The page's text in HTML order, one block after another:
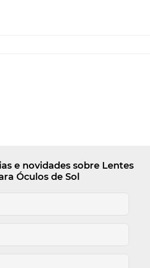
e novidades sobre Lentes
Óculos de Sol